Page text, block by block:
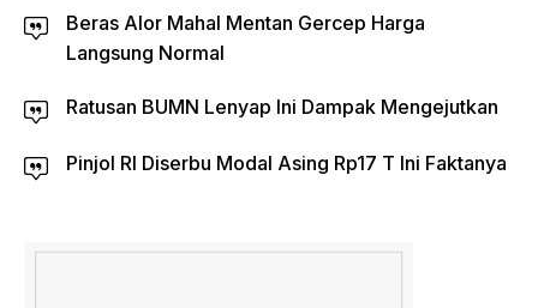
Beras Alor Mahal Mentan Gercep Harga
Langsung Normal
Ratusan BUMN Lenyap Ini Dampak Mengejutkan
Pinjol RI Diserbu Modal Asing Rp17 T Ini Faktanya